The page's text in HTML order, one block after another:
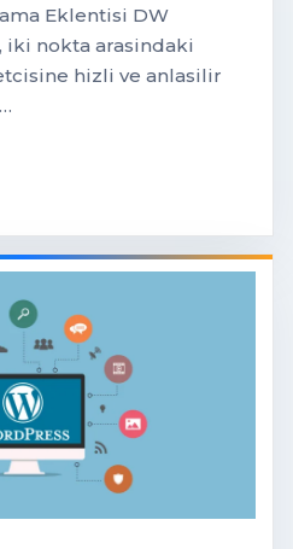
Eklentisi DW
iki nokta arasindaki
hizli ve anlasilir